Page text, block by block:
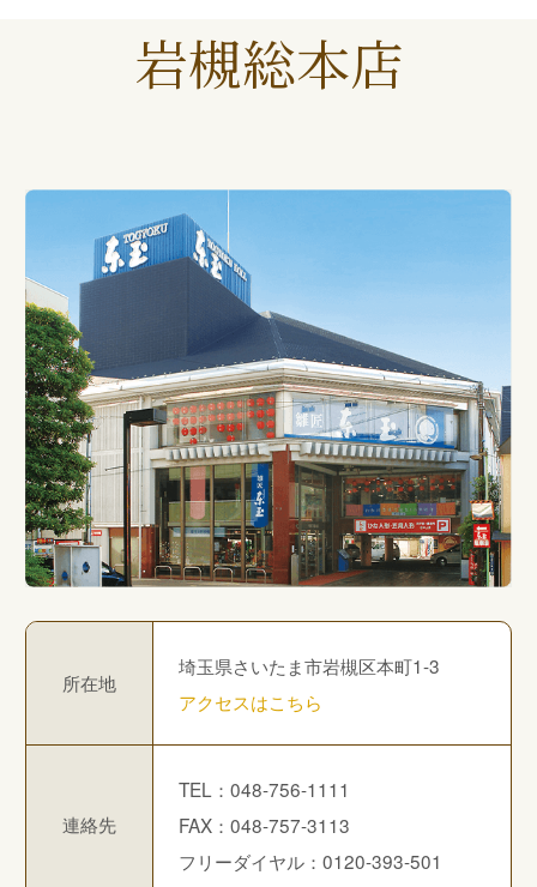
岩槻総本店
所在地
埼玉県さいたま市岩槻区本町1-3
アクセスはこちら
連絡先
TEL：048-756-1111
FAX：048-757-3113
フリーダイヤル：0120-393-501